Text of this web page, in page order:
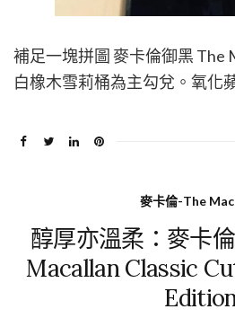
補足一塊拼圖 麥卡倫御黑 The
白橡木雪莉桶為主勾兌。氧化
麥卡倫-The
醇厚亦溫柔：麥卡
Macallan Classic